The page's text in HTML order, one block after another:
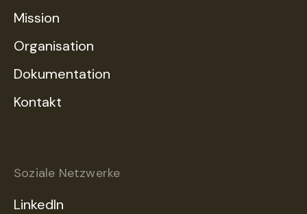
Mission
Organisation
Dokumentation
Kontakt
Soziale Netzwerke
LinkedIn